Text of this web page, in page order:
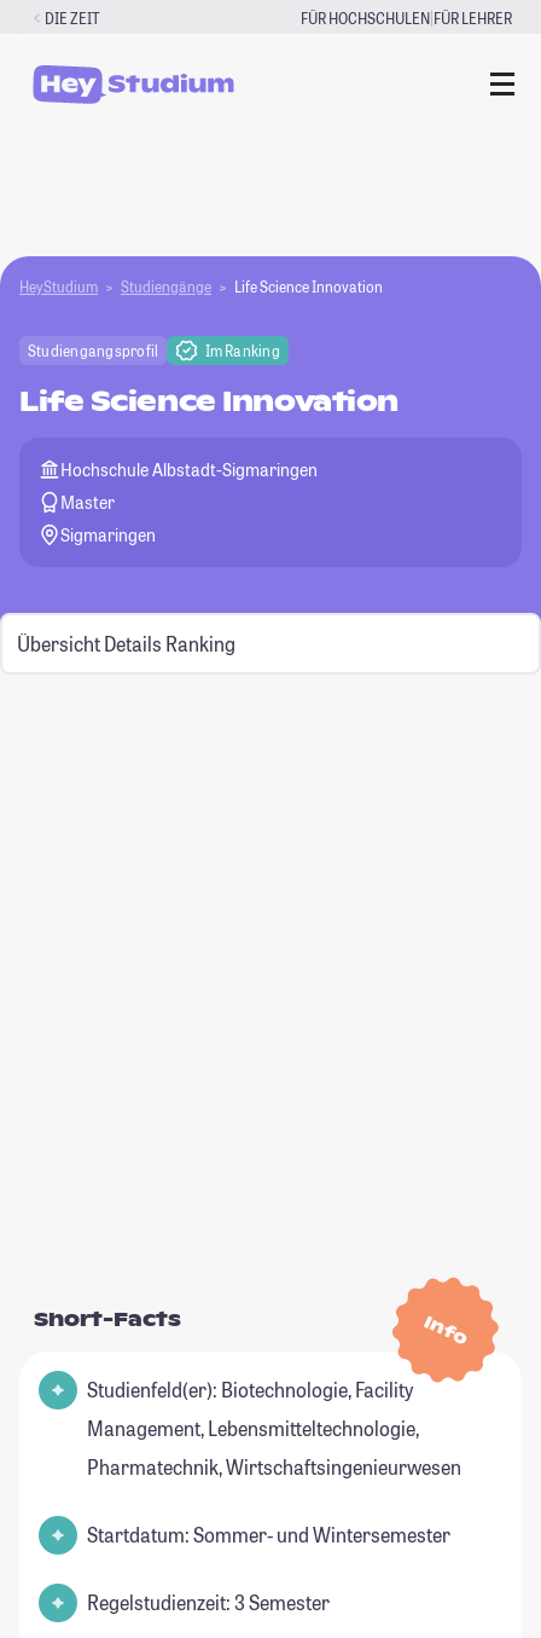
Zum
springen
DIE ZEIT FÜR HOCHSCHULEN|FÜR LEHRER
HeyStudium Studiengänge Life Science Innovation
Studiengangsprofil Im Ranking
Life Science Innovation
Hochschule Albstadt-Sigmaringen
Master
Sigmaringen
Übersicht Details Ranking
Info
Short-Facts
Studienfeld(er): Biotechnologie, Facility
Management, Lebensmitteltechnologie,
Pharmatechnik, Wirtschaftsingenieurwesen
Startdatum: Sommer- und Wintersemester
Regelstudienzeit: 3 Semester